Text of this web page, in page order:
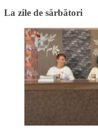
La zile de sărbători